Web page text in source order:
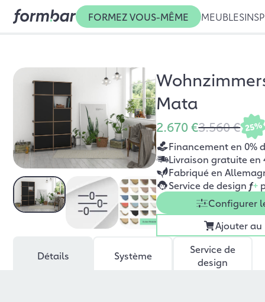
FORMEZ VOUS-MÊME MEUBLES
Mata
2.670 €3.560 € 25%
Financement en 0%
Livraison gratuite en
Fabriqué en
Service de design f+
Configurer
Ajouter
Détails Système
Service de
design